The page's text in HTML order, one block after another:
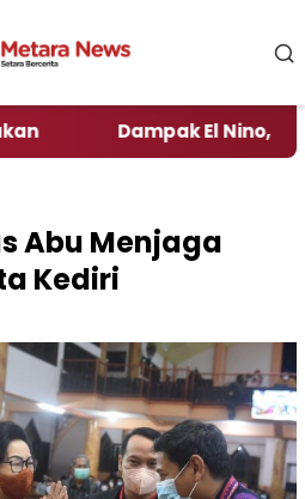
Dampak El Nino, Sejumlah
Abu Menjaga
Kediri